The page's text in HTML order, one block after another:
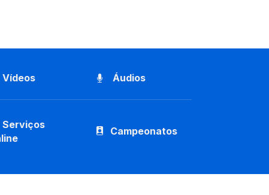
Vídeos Áudios
Serviços
Campeonatos